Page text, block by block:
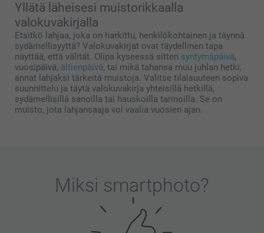
Yllätä läheisesi muistorikkaalla
valokuvakirjalla
Etsitkö lahjaa, joka on harkittu, henkilökohtainen ja täynnä
sydämellisyyttä? Valokuvakirjat ovat täydellinen tapa
näyttää, että välität. Olipa kyseessä sitten syntymäpäivä,
vuosipäivä, äitienpäivä, tai mikä tahansa muu juhlan hetki,
annat lahjaksi tärkeitä muistoja. Valitse tilaisuuteen sopiva
suunnittelu ja täytä valokuvakirja yhteisillä hetkillä,
sydämellisillä sanoilla tai hauskoilla tarinoilla. Se on
muisto, jota lahjansaaja voi vaalia vuosien ajan.
Miksi smartphoto?